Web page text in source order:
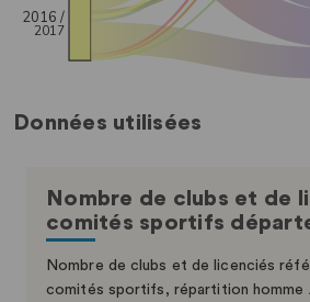
Données utilisées
Nombre de clubs et de
comités sportifs
Nombre de clubs et de licenciés
comités sportifs, répartition homme